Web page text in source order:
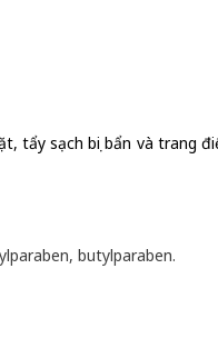
sạch bụi bẩn và trang
butylparaben.